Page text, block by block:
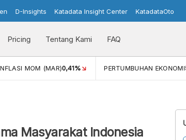
D-Insights Katadata Insight Center KatadataOto
Pricing Tentang Kami FAQ
MOM (MAR)0,41% PERTUMBUHAN EKONOMI
Masyarakat Indonesia